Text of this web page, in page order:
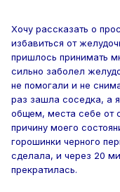
Хочу рассказать о
избавиться от
пришлось принимать
сильно заболел
не помогали и не
раз зашла соседка, а
общем, места себе от
причину моего
горошинки черного
сделала, и через 20
прекратилась.